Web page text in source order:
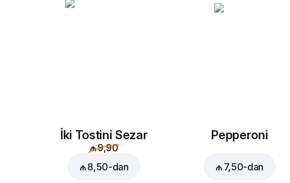
İki Tostini Sezar
₼ 9,90
₼ 8,50-dan
Pepperoni
₼ 7,50-dan